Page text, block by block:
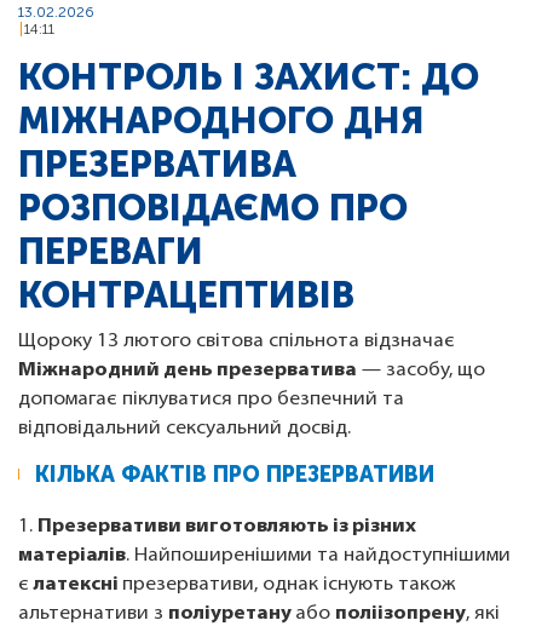
13.02.2026
14:11
КОНТРОЛЬ І ЗАХИСТ: ДО
МІЖНАРОДНОГО ДНЯ
ПРЕЗЕРВАТИВА
РОЗПОВІДАЄМО ПРО
ПЕРЕВАГИ
КОНТРАЦЕПТИВІВ
Щороку 13 лютого світова спільнота відзначає
Міжнародний день презерватива — засобу, що
допомагає піклуватися про безпечний та
відповідальний сексуальний досвід.
КІЛЬКА ФАКТІВ ПРО ПРЕЗЕРВАТИВИ
1. Презервативи виготовляють із різних
матеріалів. Найпоширенішими та найдоступнішими
єлатексні презервативи, однак існують також
альтернативи з поліуретану або поліізопрену, які